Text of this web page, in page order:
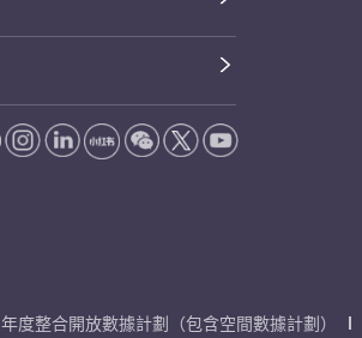
年度整合開放數據計劃（包含空間數據計劃）